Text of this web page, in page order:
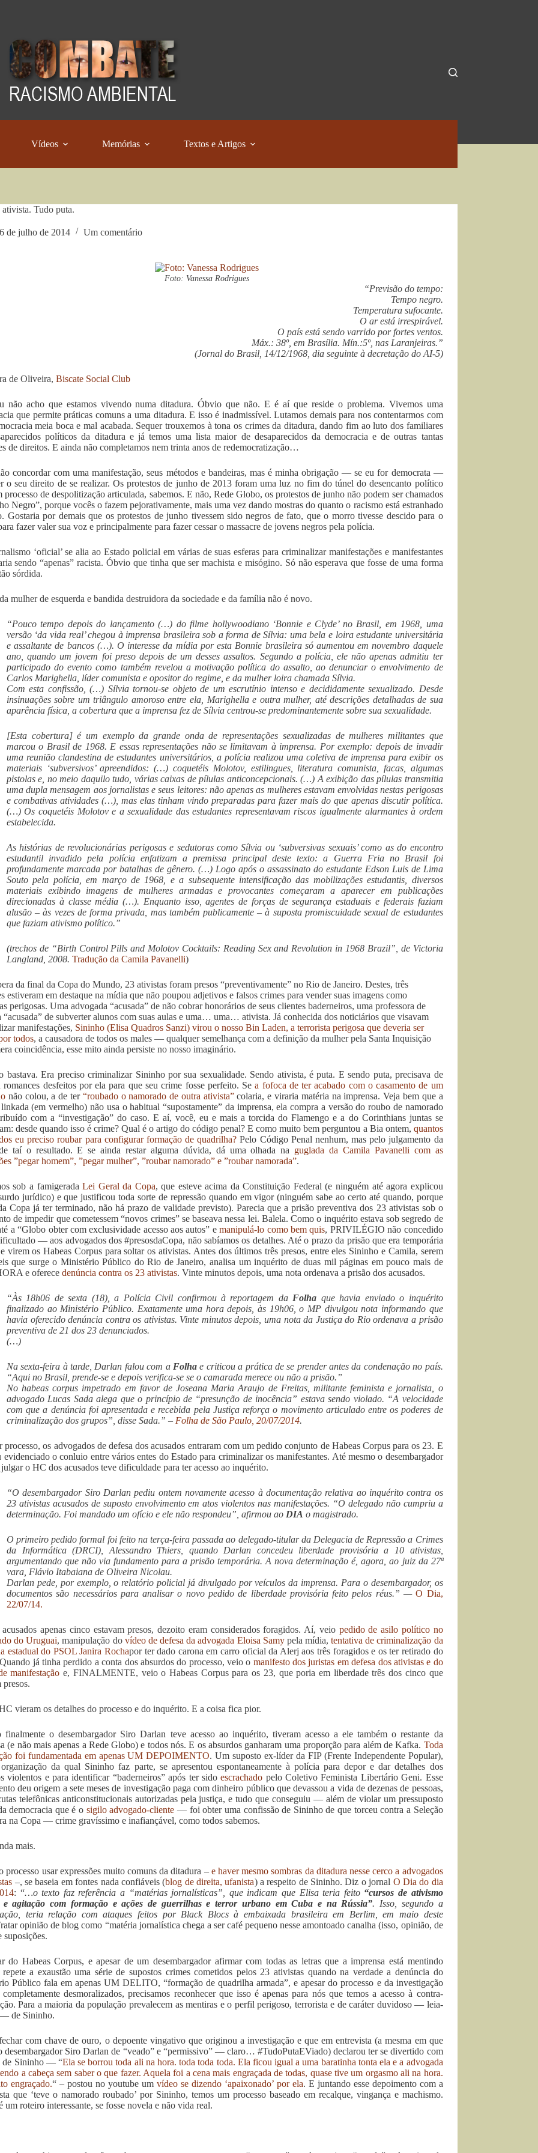
Vídeos Memórias Textos e Artigos
Tudo puta.
de julho de 2014 Um comentário
Foto: Vanessa Rodrigues
“Previsão do tempo:
Tempo negro.
Temperatura sufocante.
O ar está irrespirável.
O país está sendo varrido por fortes ventos.
Máx.: 38º, em Brasília. Mín.:5º, nas Laranjeiras.”
(Jornal do Brasil, 14/12/1968, dia seguinte à decretação do AI-5)
de Oliveira, Biscate Social Club
não acho que estamos vivendo numa ditadura. Óbvio que não. E é aí que reside o problema. Vivemos uma
que permite práticas comuns a uma ditadura. E isso é inadmissível. Lutamos demais para nos contentarmos com
meia boca e mal acabada. Sequer trouxemos à tona os crimes da ditadura, dando fim ao luto dos familiares
políticos da ditadura e já temos uma lista maior de desaparecidos da democracia e de outras tantas
de direitos. E ainda não completamos nem trinta anos de redemocratização…
concordar com uma manifestação, seus métodos e bandeiras, mas é minha obrigação — se eu for democrata —
o seu direito de se realizar. Os protestos de junho de 2013 foram uma luz no fim do túnel do desencanto político
processo de despolitização articulada, sabemos. E não, Rede Globo, os protestos de junho não podem ser chamados
Negro”, porque vocês o fazem pejorativamente, mais uma vez dando mostras do quanto o racismo está estranhado
Gostaria por demais que os protestos de junho tivessem sido negros de fato, que o morro tivesse descido para o
fazer valer sua voz e principalmente para fazer cessar o massacre de jovens negros pela polícia.
‘oficial’ se alia ao Estado policial em várias de suas esferas para criminalizar manifestações e manifestantes
sendo “apenas” racista. Óbvio que tinha que ser machista e misógino. Só não esperava que fosse de uma forma
sórdida.
mulher de esquerda e bandida destruidora da sociedade e da família não é novo.
“Pouco tempo depois do lançamento (…) do filme hollywoodiano ‘Bonnie e Clyde’ no Brasil, em 1968, uma
versão ‘da vida real’ chegou à imprensa brasileira sob a forma de Sílvia: uma bela e loira estudante universitária
e assaltante de bancos (…). O interesse da mídia por esta Bonnie brasileira só aumentou em novembro daquele
ano, quando um jovem foi preso depois de um desses assaltos. Segundo a polícia, ele não apenas admitiu ter
participado do evento como também revelou a motivação política do assalto, ao denunciar o envolvimento de
Carlos Marighella, líder comunista e opositor do regime, e da mulher loira chamada Sílvia.
Com esta confissão, (…) Sílvia tornou-se objeto de um escrutínio intenso e decididamente sexualizado. Desde
insinuações sobre um triângulo amoroso entre ela, Marighella e outra mulher, até descrições detalhadas de sua
aparência física, a cobertura que a imprensa fez de Sílvia centrou-se predominantemente sobre sua sexualidade.
[Esta cobertura] é um exemplo da grande onda de representações sexualizadas de mulheres militantes que
marcou o Brasil de 1968. E essas representações não se limitavam à imprensa. Por exemplo: depois de invadir
uma reunião clandestina de estudantes universitários, a polícia realizou uma coletiva de imprensa para exibir os
materiais ‘subversivos’ apreendidos: (…) coquetéis Molotov, estilingues, literatura comunista, facas, algumas
pistolas e, no meio daquilo tudo, várias caixas de pílulas anticoncepcionais. (…) A exibição das pílulas transmitia
uma dupla mensagem aos jornalistas e seus leitores: não apenas as mulheres estavam envolvidas nestas perigosas
e combativas atividades (…), mas elas tinham vindo preparadas para fazer mais do que apenas discutir política.
(…) Os coquetéis Molotov e a sexualidade das estudantes representavam riscos igualmente alarmantes à ordem
estabelecida.
As histórias de revolucionárias perigosas e sedutoras como Sílvia ou ‘subversivas sexuais’ como as do encontro
estudantil invadido pela polícia enfatizam a premissa principal deste texto: a Guerra Fria no Brasil foi
profundamente marcada por batalhas de gênero. (…) Logo após o assassinato do estudante Edson Luis de Lima
Souto pela polícia, em março de 1968, e a subsequente intensificação das mobilizações estudantis, diversos
materiais exibindo imagens de mulheres armadas e provocantes começaram a aparecer em publicações
direcionadas à classe média (…). Enquanto isso, agentes de forças de segurança estaduais e federais faziam
alusão – às vezes de forma privada, mas também publicamente – à suposta promiscuidade sexual de estudantes
que faziam ativismo político.”
(trechos de “Birth Control Pills and Molotov Cocktails: Reading Sex and Revolution in 1968 Brazil”, de Victoria
Langland, 2008. Tradução da Camila Pavanelli)
da final da Copa do Mundo, 23 ativistas foram presos “preventivamente” no Rio de Janeiro. Destes, três
estiveram em destaque na mídia que não poupou adjetivos e falsos crimes para vender suas imagens como
perigosas. Uma advogada “acusada” de não cobrar honorários de seus clientes baderneiros, uma professora de
de subverter alunos com suas aulas e uma… uma… ativista. Já conhecida dos noticiários que visavam
manifestações, Sininho (Elisa Quadros Sanzi) virou o nosso Bin Laden, a terrorista perigosa que deveria ser
todos, a causadora de todos os males — qualquer semelhança com a definição da mulher pela Santa Inquisição
coincidência, esse mito ainda persiste no nosso imaginário.
bastava. Era preciso criminalizar Sininho por sua sexualidade. Sendo ativista, é puta. E sendo puta, precisava de
romances desfeitos por ela para que seu crime fosse perfeito. Sea fofoca de ter acabado com o casamento de um
não colou, a de ter “roubado o namorado de outra ativista”colaria, e viraria matéria na imprensa. Veja bem que a
(em vermelho) não usa o habitual “supostamente” da imprensa, ela compra a versão do roubo de namorado
com a “investigação” do caso. E aí, você, eu e mais a torcida do Flamengo e a do Corinthians juntas se
desde quando isso é crime? Qual é o artigo do código penal? E como muito bem perguntou a Bia ontem, quantos
eu preciso roubar para configurar formação de quadrilha? Pelo Código Penal nenhum, mas pelo julgamento da
taí o resultado. E se ainda restar alguma dúvida, dá uma olhada na guglada da Camila Pavanelli com as
”pegar homem”, ”pegar mulher”, ”roubar namorado” e ”roubar namorada”.
sob a famigeradaLei Geral da Copa, que esteve acima da Constituição Federal (e ninguém até agora explicou
jurídico) e que justificou toda sorte de repressão quando em vigor (ninguém sabe ao certo até quando, porque
Copa já ter terminado, não há prazo de validade previsto). Parecia que a prisão preventiva dos 23 ativistas sob o
de impedir que cometessem “novos crimes” se baseava nessa lei. Balela. Como o inquérito estava sob segredo de
a “Globo obter com exclusividade acesso aos autos” emanipulá-lo como bem quis, PRIVILÉGIO não concedido
— aos advogados dos #presosdaCopa, não sabíamos os detalhes. Até o prazo da prisão que era temporária
virem os Habeas Corpus para soltar os ativistas. Antes dos últimos três presos, entre eles Sininho e Camila, serem
que surge o Ministério Público do Rio de Janeiro, analisa um inquérito de duas mil páginas em pouco mais de
e oferece denúncia contra os 23 ativistas. Vinte minutos depois, uma nota ordenava a prisão dos acusados.
“Às 18h06 de sexta (18), a Polícia Civil confirmou à reportagem da Folha que havia enviado o inquérito
finalizado ao Ministério Público. Exatamente uma hora depois, às 19h06, o MP divulgou nota informando que
havia oferecido denúncia contra os ativistas. Vinte minutos depois, uma nota da Justiça do Rio ordenava a prisão
preventiva de 21 dos 23 denunciados.
(…)
Na sexta-feira à tarde, Darlan falou com a Folha e criticou a prática de se prender antes da condenação no país.
“Aqui no Brasil, prende-se e depois verifica-se se o camarada merece ou não a prisão.”
No habeas corpus impetrado em favor de Joseana Maria Araujo de Freitas, militante feminista e jornalista, o
advogado Lucas Sada alega que o princípio de “presunção de inocência” estava sendo violado. “A velocidade
com que a denúncia foi apresentada e recebida pela Justiça reforça o movimento articulado entre os poderes de
criminalização dos grupos”, disse Sada.” – Folha de São Paulo, 20/07/2014.
processo, os advogados de defesa dos acusados entraram com um pedido conjunto de Habeas Corpus para os 23. E
evidenciado o conluio entre vários entes do Estado para criminalizar os manifestantes. Até mesmo o desembargador
o HC dos acusados teve dificuldade para ter acesso ao inquérito.
“O desembargador Siro Darlan pediu ontem novamente acesso à documentação relativa ao inquérito contra os
23 ativistas acusados de suposto envolvimento em atos violentos nas manifestações. “O delegado não cumpriu a
determinação. Foi mandado um ofício e ele não respondeu”, afirmou ao DIA o magistrado.
O primeiro pedido formal foi feito na terça-feira passada ao delegado-titular da Delegacia de Repressão a Crimes
da Informática (DRCI), Alessandro Thiers, quando Darlan concedeu liberdade provisória a 10 ativistas,
argumentando que não via fundamento para a prisão temporária. A nova determinação é, agora, ao juiz da 27ª
vara, Flávio Itabaiana de Oliveira Nicolau.
Darlan pede, por exemplo, o relatório policial já divulgado por veículos da imprensa. Para o desembargador, os
documentos são necessários para analisar o novo pedido de liberdade provisória feito pelos réus.” —O Dia,
22/07/14.
apenas cinco estavam presos, dezoito eram considerados foragidos. Aí, veio pedido de asilo político no
do Uruguai, manipulação do vídeo de defesa da advogada Eloisa Samypela mídia,tentativa de criminalização da
estadual do PSOL Janira Rochapor ter dado carona em carro oficial da Alerj aos três foragidos e os ter retirado do
já tinha perdido a conta dos absurdos do processo, veio o manifesto dos juristas em defesa dos ativistas e do
manifestação e, FINALMENTE, veio o Habeas Corpus para os 23, que poria em liberdade três dos cinco que
presos.
vieram os detalhes do processo e do inquérito. E a coisa fica pior.
finalmente o desembargador Siro Darlan teve acesso ao inquérito, tiveram acesso a ele também o restante da
(e não mais apenas a Rede Globo) e todos nós. E os absurdos ganharam uma proporção para além de Kafka. Toda
foi fundamentada em apenas UM DEPOIMENTO. Um suposto ex-líder da FIP (Frente Independente Popular),
da qual Sininho faz parte, se apresentou espontaneamente à polícia para depor e dar detalhes dos
violentos e para identificar “baderneiros” após ter sidoescrachado pelo Coletivo Feminista Libertário Geni. Esse
deu origem a sete meses de investigação paga com dinheiro público que devassou a vida de dezenas de pessoas,
telefônicas anticonstitucionais autorizadas pela justiça, e tudo que conseguiu — além de violar um pressuposto
democracia que é o sigilo advogado-cliente — foi obter uma confissão de Sininho de que torceu contra a Seleção
na Copa — crime gravíssimo e inafiançável, como todos sabemos.
mais.
processo usar expressões muito comuns da ditadura – e haver mesmo sombras da ditadura nesse cerco a advogados
–, se baseia em fontes nada confiáveis (blog de direita, ufanista) a respeito de Sininho. Diz o jornal O Dia do dia
: “…o texto faz referência a “matérias jornalísticas”, que indicam que Elisa teria feito “cursos de ativismo
e agitação com formação e ações de guerrilhas e terror urbano em Cuba e na Rússia”. Isso, segundo a
teria relação com ataques feitos por Black Blocs à embaixada brasileira em Berlim, em maio deste
opinião de blog como “matéria jornalística chega a ser café pequeno nesse amontoado canalha (isso, opinião, de
suposições.
do Habeas Corpus, e apesar de um desembargador afirmar com todas as letras que a imprensa está mentindo
repete a exaustão uma série de supostos crimes cometidos pelos 23 ativistas quando na verdade a denúncia do
Público fala em apenas UM DELITO, “formação de quadrilha armada”, e apesar do processo e da investigação
completamente desmoralizados, precisamos reconhecer que isso é apenas para nós que temos a acesso à contra-
Para a maioria da população prevalecem as mentiras e o perfil perigoso, terrorista e de caráter duvidoso — leia-
de Sininho.
com chave de ouro, o depoente vingativo que originou a investigação e que em entrevista (a mesma em que
desembargador Siro Darlan de “veado” e “permissivo” — claro… #TudoPutaEViado) declarou ter se divertido com
de Sininho — “Ela se borrou toda ali na hora. toda toda toda. Ela ficou igual a uma baratinha tonta ela e a advogada
a cabeça sem saber o que fazer. Aquela foi a cena mais engraçada de todas, quase tive um orgasmo ali na hora.
engraçado.“ – postou no youtube um vídeo se dizendo ‘apaixonado’ por ela. E juntando esse depoimento com a
que ‘teve o namorado roubado’ por Sininho, temos um processo baseado em recalque, vingança e machismo.
um roteiro interessante, se fosse novela e não vida real.